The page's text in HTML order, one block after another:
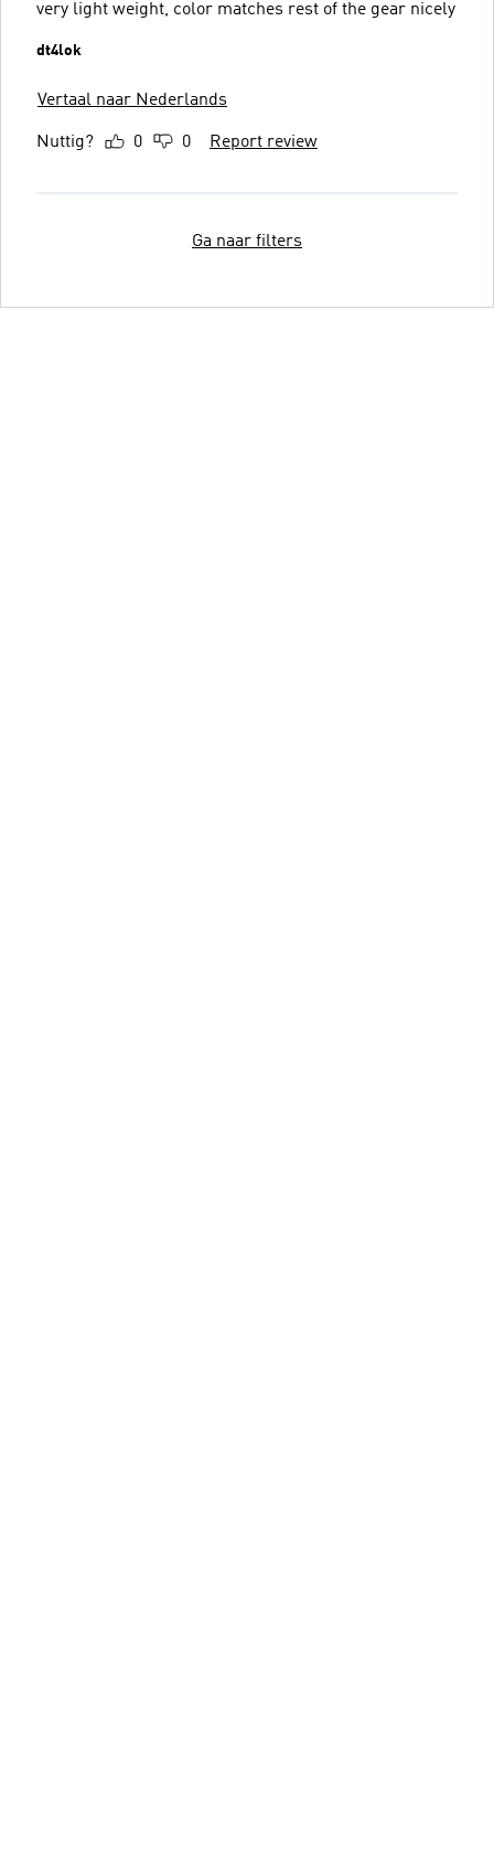
very light weight, color matches rest of the gear nicely
dt4lok
Vertaal naar Nederlands
Nuttig? 0 0 Report review
Ga naar filters